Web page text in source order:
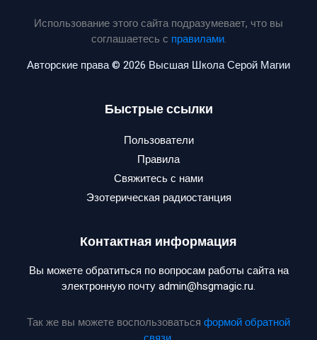
Использование этого сайта подразумевает, что вы
соглашаетесь с правилами.
Авторские права © 2026 Высшая Школа Серой Магии
Быстрые ссылки
Пользователи
Правила
Свяжитесь с нами
Эзотерическая радиостанция
Контактная информация
Вы можете обратиться по вопросам работы сайта на
электронную почту admin@hsgmagic.ru.
Так же вы можете воспользоваться формой обратной